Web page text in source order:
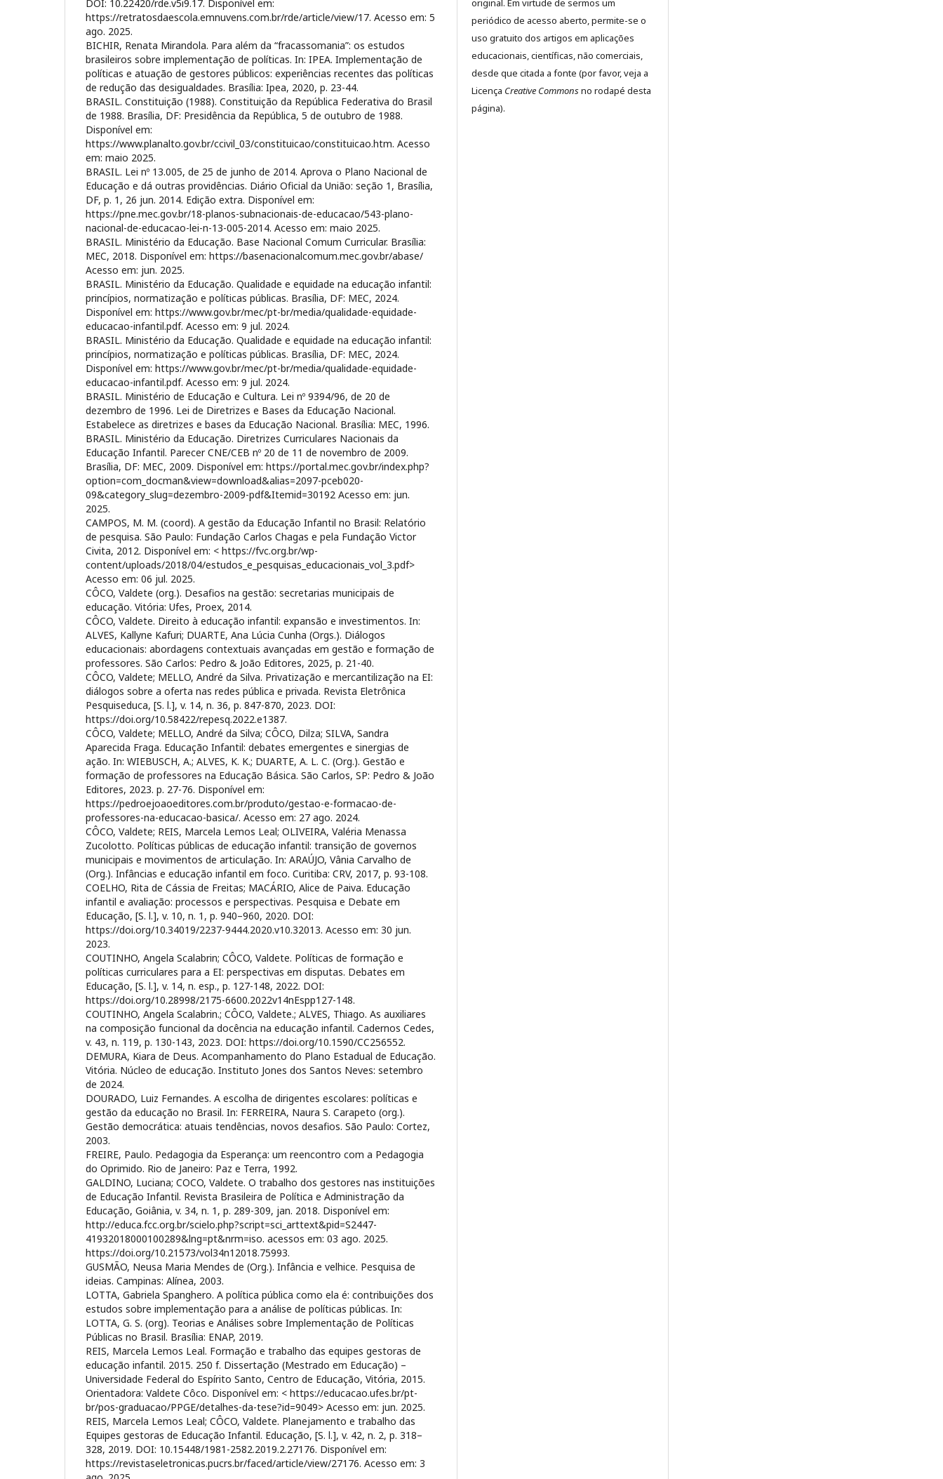
DOI: 10.22420/rde.v5i9.17. Disponível em:
https://retratosdaescola.emnuvens.com.br/rde/article/view/17. Acesso em: 5
ago. 2025.
BICHIR, Renata Mirandola. Para além da “fracassomania”: os estudos
brasileiros sobre implementação de políticas. In: IPEA. Implementação de
políticas e atuação de gestores públicos: experiências recentes das políticas
de redução das desigualdades. Brasília: Ipea, 2020, p. 23-44.
BRASIL. Constituição (1988). Constituição da República Federativa do Brasil
de 1988. Brasília, DF: Presidência da República, 5 de outubro de 1988.
Disponível em:
https://www.planalto.gov.br/ccivil_03/constituicao/constituicao.htm. Acesso
em: maio 2025.
BRASIL. Lei nº 13.005, de 25 de junho de 2014. Aprova o Plano Nacional de
Educação e dá outras providências. Diário Oficial da União: seção 1, Brasília,
DF, p. 1, 26 jun. 2014. Edição extra. Disponível em:
https://pne.mec.gov.br/18-planos-subnacionais-de-educacao/543-plano-
nacional-de-educacao-lei-n-13-005-2014. Acesso em: maio 2025.
BRASIL. Ministério da Educação. Base Nacional Comum Curricular. Brasília:
MEC, 2018. Disponível em: https://basenacionalcomum.mec.gov.br/abase/
Acesso em: jun. 2025.
BRASIL. Ministério da Educação. Qualidade e equidade na educação infantil:
princípios, normatização e políticas públicas. Brasília, DF: MEC, 2024.
Disponível em: https://www.gov.br/mec/pt-br/media/qualidade-equidade-
educacao-infantil.pdf. Acesso em: 9 jul. 2024.
BRASIL. Ministério da Educação. Qualidade e equidade na educação infantil:
princípios, normatização e políticas públicas. Brasília, DF: MEC, 2024.
Disponível em: https://www.gov.br/mec/pt-br/media/qualidade-equidade-
educacao-infantil.pdf. Acesso em: 9 jul. 2024.
BRASIL. Ministério de Educação e Cultura. Lei nº 9394/96, de 20 de
dezembro de 1996. Lei de Diretrizes e Bases da Educação Nacional.
Estabelece as diretrizes e bases da Educação Nacional. Brasília: MEC, 1996.
BRASIL. Ministério da Educação. Diretrizes Curriculares Nacionais da
Educação Infantil. Parecer CNE/CEB nº 20 de 11 de novembro de 2009.
Brasília, DF: MEC, 2009. Disponível em: https://portal.mec.gov.br/index.php?
option=com_docman&view=download&alias=2097-pceb020-
09&category_slug=dezembro-2009-pdf&Itemid=30192 Acesso em: jun.
2025.
CAMPOS, M. M. (coord). A gestão da Educação Infantil no Brasil: Relatório
de pesquisa. São Paulo: Fundação Carlos Chagas e pela Fundação Victor
Civita, 2012. Disponível em: < https://fvc.org.br/wp-
content/uploads/2018/04/estudos_e_pesquisas_educacionais_vol_3.pdf>
Acesso em: 06 jul. 2025.
CÔCO, Valdete (org.). Desafios na gestão: secretarias municipais de
educação. Vitória: Ufes, Proex, 2014.
CÔCO, Valdete. Direito à educação infantil: expansão e investimentos. In:
ALVES, Kallyne Kafuri; DUARTE, Ana Lúcia Cunha (Orgs.). Diálogos
educacionais: abordagens contextuais avançadas em gestão e formação de
professores. São Carlos: Pedro & João Editores, 2025, p. 21-40.
CÔCO, Valdete; MELLO, André da Silva. Privatização e mercantilização na EI:
diálogos sobre a oferta nas redes pública e privada. Revista Eletrônica
Pesquiseduca, [S. l.], v. 14, n. 36, p. 847-870, 2023. DOI:
https://doi.org/10.58422/repesq.2022.e1387.
CÔCO, Valdete; MELLO, André da Silva; CÔCO, Dilza; SILVA, Sandra
Aparecida Fraga. Educação Infantil: debates emergentes e sinergias de
ação. In: WIEBUSCH, A.; ALVES, K. K.; DUARTE, A. L. C. (Org.). Gestão e
formação de professores na Educação Básica. São Carlos, SP: Pedro & João
Editores, 2023. p. 27-76. Disponível em:
https://pedroejoaoeditores.com.br/produto/gestao-e-formacao-de-
professores-na-educacao-basica/. Acesso em: 27 ago. 2024.
CÔCO, Valdete; REIS, Marcela Lemos Leal; OLIVEIRA, Valéria Menassa
Zucolotto. Políticas públicas de educação infantil: transição de governos
municipais e movimentos de articulação. In: ARAÚJO, Vânia Carvalho de
(Org.). Infâncias e educação infantil em foco. Curitiba: CRV, 2017, p. 93-108.
COELHO, Rita de Cássia de Freitas; MACÁRIO, Alice de Paiva. Educação
infantil e avaliação: processos e perspectivas. Pesquisa e Debate em
Educação, [S. l.], v. 10, n. 1, p. 940–960, 2020. DOI:
https://doi.org/10.34019/2237-9444.2020.v10.32013. Acesso em: 30 jun.
2023.
COUTINHO, Angela Scalabrin; CÔCO, Valdete. Políticas de formação e
políticas curriculares para a EI: perspectivas em disputas. Debates em
Educação, [S. l.], v. 14, n. esp., p. 127-148, 2022. DOI:
https://doi.org/10.28998/2175-6600.2022v14nEspp127-148.
COUTINHO, Angela Scalabrin.; CÔCO, Valdete.; ALVES, Thiago. As auxiliares
na composição funcional da docência na educação infantil. Cadernos Cedes,
v. 43, n. 119, p. 130-143, 2023. DOI: https://doi.org/10.1590/CC256552.
DEMURA, Kiara de Deus. Acompanhamento do Plano Estadual de Educação.
Vitória. Núcleo de educação. Instituto Jones dos Santos Neves: setembro
de 2024.
DOURADO, Luiz Fernandes. A escolha de dirigentes escolares: políticas e
gestão da educação no Brasil. In: FERREIRA, Naura S. Carapeto (org.).
Gestão democrática: atuais tendências, novos desafios. São Paulo: Cortez,
2003.
FREIRE, Paulo. Pedagogia da Esperança: um reencontro com a Pedagogia
do Oprimido. Rio de Janeiro: Paz e Terra, 1992.
GALDINO, Luciana; COCO, Valdete. O trabalho dos gestores nas instituições
de Educação Infantil. Revista Brasileira de Política e Administração da
Educação, Goiânia, v. 34, n. 1, p. 289-309, jan. 2018. Disponível em:
http://educa.fcc.org.br/scielo.php?script=sci_arttext&pid=S2447-
41932018000100289&lng=pt&nrm=iso. acessos em: 03 ago. 2025.
https://doi.org/10.21573/vol34n12018.75993.
GUSMÃO, Neusa Maria Mendes de (Org.). Infância e velhice. Pesquisa de
ideias. Campinas: Alínea, 2003.
LOTTA, Gabriela Spanghero. A política pública como ela é: contribuições dos
estudos sobre implementação para a análise de políticas públicas. In:
LOTTA, G. S. (org). Teorias e Análises sobre Implementação de Políticas
Públicas no Brasil. Brasília: ENAP, 2019.
REIS, Marcela Lemos Leal. Formação e trabalho das equipes gestoras de
educação infantil. 2015. 250 f. Dissertação (Mestrado em Educação) –
Universidade Federal do Espírito Santo, Centro de Educação, Vitória, 2015.
Orientadora: Valdete Côco. Disponível em: < https://educacao.ufes.br/pt-
br/pos-graduacao/PPGE/detalhes-da-tese?id=9049> Acesso em: jun. 2025.
REIS, Marcela Lemos Leal; CÔCO, Valdete. Planejamento e trabalho das
Equipes gestoras de Educação Infantil. Educação, [S. l.], v. 42, n. 2, p. 318–
328, 2019. DOI: 10.15448/1981-2582.2019.2.27176. Disponível em:
https://revistaseletronicas.pucrs.br/faced/article/view/27176. Acesso em: 3
original. Em virtude de sermos um
periódico de acesso aberto, permite-se o
uso gratuito dos artigos em aplicações
educacionais, científicas, não comerciais,
desde que citada a fonte (por favor, veja a
Licença Creative Commonsno rodapé desta
página).